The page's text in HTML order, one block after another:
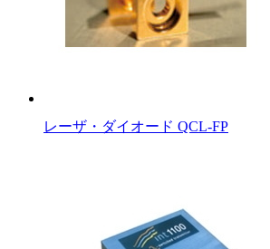
レーザ・ダイオード QCL-FP